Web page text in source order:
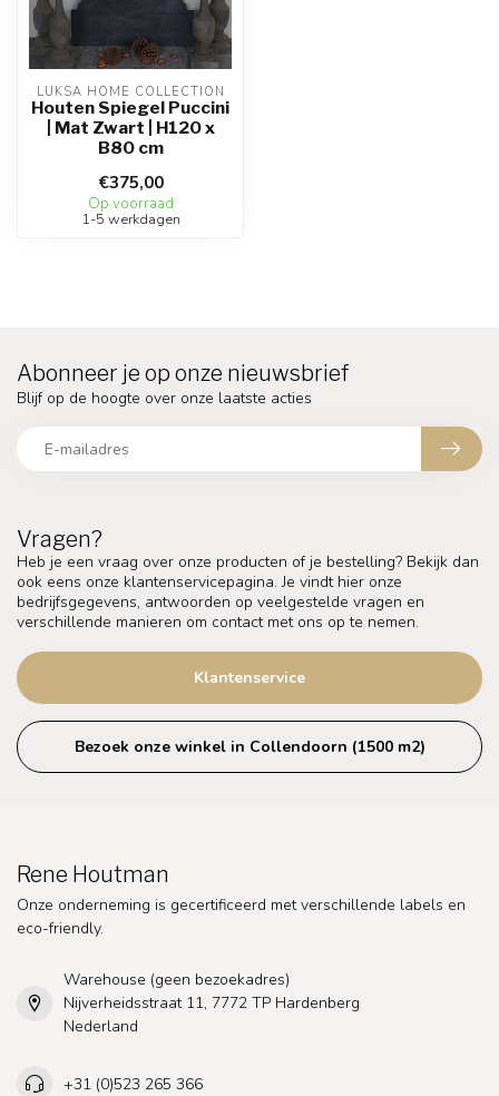
LUKSA HOME COLLECTION
Houten Spiegel Puccini
| Mat Zwart | H120 x
B80 cm
€375,00
Op voorraad
1-5 werkdagen
Vragen?
Heb je een vraag over onze producten of je bestelling? Bekijk dan
ook eens onze klantenservicepagina. Je vindt hier onze
bedrijfsgegevens, antwoorden op veelgestelde vragen en
verschillende manieren om contact met ons op te nemen.
Klantenservice
Bezoek onze winkel in Collendoorn (1500 m2)
Abonneer je op onze nieuwsbrief
Blijf op de hoogte over onze laatste acties
Rene Houtman
Onze onderneming is gecertificeerd met verschillende labels en
eco-friendly.
Warehouse (geen bezoekadres)
Nijverheidsstraat 11, 7772 TP Hardenberg
Nederland
+31 (0)523 265 366